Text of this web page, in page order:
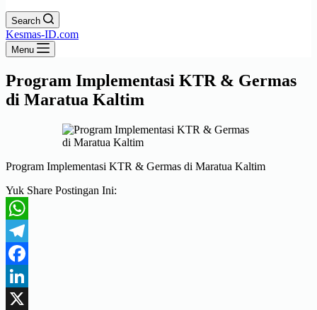
Search
Kesmas-ID.com
Menu
Program Implementasi KTR & Germas
di Maratua Kaltim
Program Implementasi KTR & Germas di Maratua Kaltim
Yuk Share Postingan Ini:
WhatsApp
Telegram
Facebook
LinkedIn